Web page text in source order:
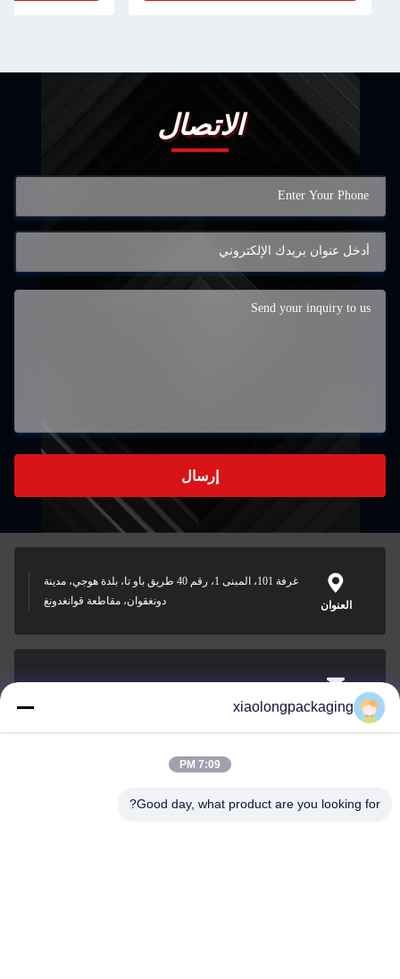
الاتصال
إرسال
العنوان
غرفة 101، المبنى 1، رقم 40 طريق باو تا، بلدة هوجي، مدينة
دونغقوان، مقاطعة قوانغدونغ
البريد
Tina@xiaolongpackaging.com
0086-15322891631
xiaolongpackaging
7:09 PM
Good day, what product are you looking for?